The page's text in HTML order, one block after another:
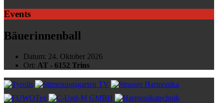
Events
Bäuerinnenball
Datum: 24. Oktober 2026
Ort: AT - 6152 Trins